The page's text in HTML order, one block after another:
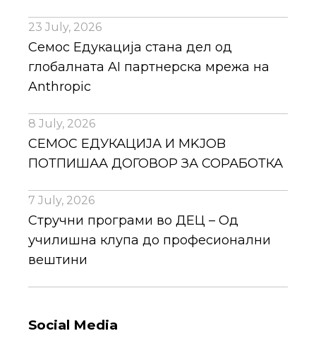
23 July, 2026
Семос Едукација стана дел од
глобалната AI партнерска мрежа на
Anthropic
8 July, 2026
СЕМОС ЕДУКАЦИЈА И MKJOB
ПОТПИШАА ДОГОВОР ЗА СОРАБОТКА
7 July, 2026
Стручни програми во ДЕЦ – Од
училишна клупа до професионални
вештини
Social Media